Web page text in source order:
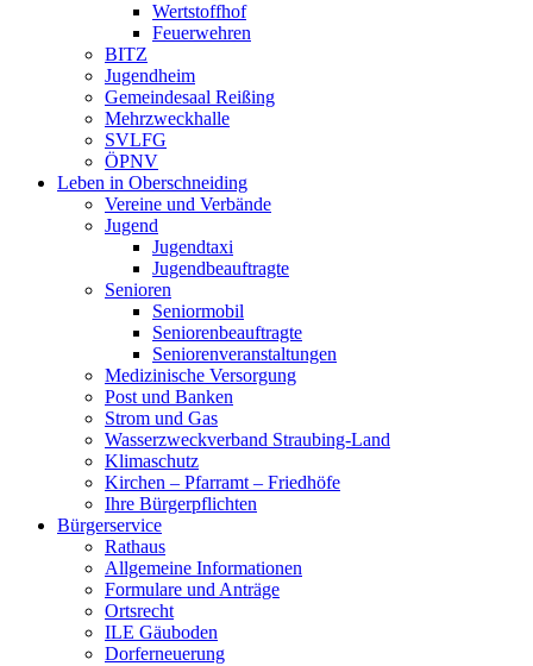
Wertstoffhof
Feuerwehren
BITZ
Jugendheim
Gemeindesaal Reißing
Mehrzweckhalle
SVLFG
ÖPNV
Leben in Oberschneiding
Vereine und Verbände
Jugend
Jugendtaxi
Jugendbeauftragte
Senioren
Seniormobil
Seniorenbeauftragte
Seniorenveranstaltungen
Medizinische Versorgung
Post und Banken
Strom und Gas
Wasserzweckverband Straubing-Land
Klimaschutz
Kirchen – Pfarramt – Friedhöfe
Ihre Bürgerpflichten
Bürgerservice
Rathaus
Allgemeine Informationen
Formulare und Anträge
Ortsrecht
ILE Gäuboden
Dorferneuerung